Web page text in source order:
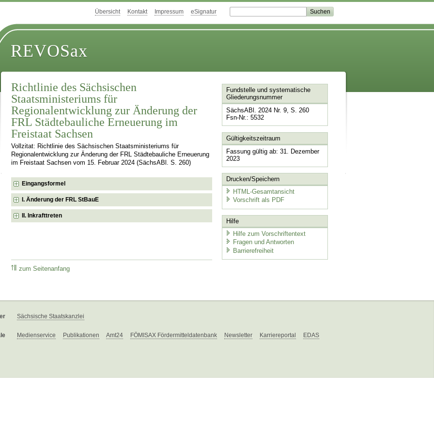
Übersicht Kontakt Impressum eSignatur
REVOSax
Richtlinie des Sächsischen
Staatsministeriums für
Regionalentwicklung zur Änderung der
FRL Städtebauliche Erneuerung im
Freistaat Sachsen
Vollzitat: Richtlinie des Sächsischen Staatsministeriums für
Regionalentwicklung zur Änderung der FRL Städtebauliche Erneuerung
im Freistaat Sachsen vom 15. Februar 2024 (SächsABl. S. 260)
Eingangsformel
I. Änderung der FRL StBauE
II. Inkrafttreten
zum Seitenanfang
Fundstelle und systematische
Gliederungsnummer
SächsABl. 2024 Nr. 9, S. 260
Fsn-Nr.: 5532
Gültigkeitszeitraum
Fassung gültig ab: 31. Dezember
2023
Drucken/Speichern
HTML-Gesamtansicht
Vorschrift als PDF
Hilfe
Hilfe zum Vorschriftentext
Fragen und Antworten
Barrierefreiheit
Sächsische Staatskanzlei
Medienservice Publikationen Amt24 FÖMISAX Fördermitteldatenbank Newsletter Karriereportal EDAS